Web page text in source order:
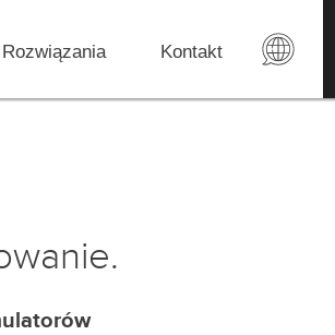
Rozwiązania Kontakt